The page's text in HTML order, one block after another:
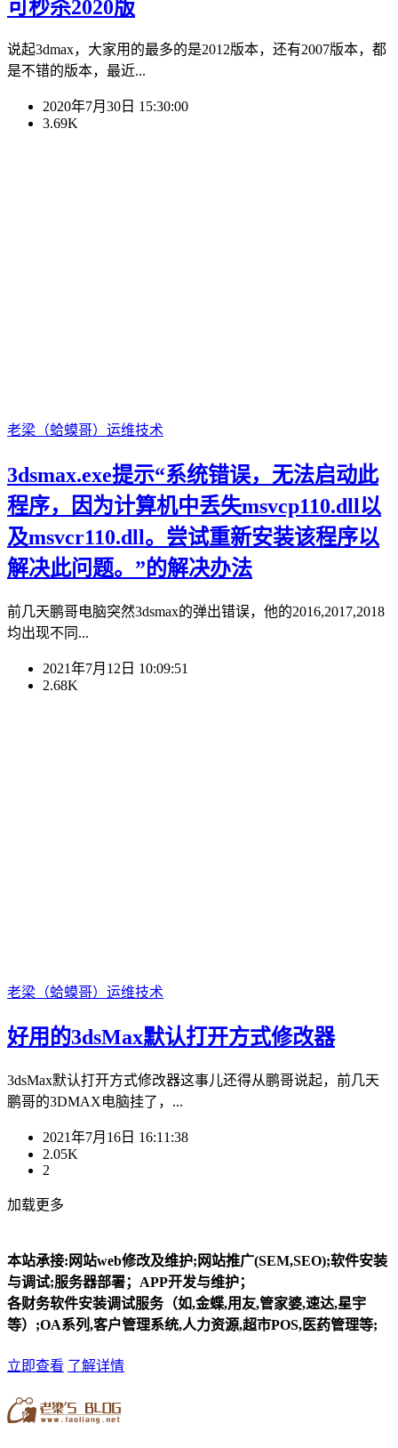
可秒杀2020版
说起3dmax，大家用的最多的是2012版本，还有2007版本，都
是不错的版本，最近...
2020年7月30日 15:30:00
3.69K
老梁（蛤蟆哥） 运维技术
3dsmax.exe提示“系统错误，无法启动此
程序，因为计算机中丢失msvcp110.dll以
及msvcr110.dll。尝试重新安装该程序以
解决此问题。”的解决办法
前几天鹏哥电脑突然3dsmax的弹出错误，他的2016,2017,2018
均出现不同...
2021年7月12日 10:09:51
2.68K
老梁（蛤蟆哥） 运维技术
好用的3dsMax默认打开方式修改器
3dsMax默认打开方式修改器这事儿还得从鹏哥说起，前几天
鹏哥的3DMAX电脑挂了，...
2021年7月16日 16:11:38
2.05K
2
加载更多
本站承接:网站web修改及维护;网站推广(SEM,SEO);软件安装
与调试;服务器部署；APP开发与维护；
各财务软件安装调试服务（如,金蝶,用友,管家婆,速达,星宇
等）;OA系列,客户管理系统,人力资源,超市POS,医药管理等;
立即查看 了解详情